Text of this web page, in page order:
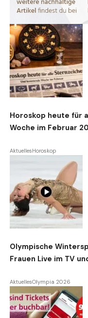
Horoskop heute für
Woche im Februar
AktuellesHoroskop
Olympische
Frauen Live im TV
AktuellesOlympia 2026